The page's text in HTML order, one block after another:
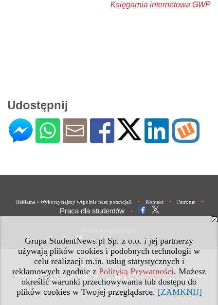
Grupa StudentNews.pl Sp. z o.o. i jej partnerzy
używają plików cookies i podobnych technologii w
celu realizacji m.in. usług statystycznych i
reklamowych zgodnie z Polityką Prywatności. Możesz
określić warunki przechowywania lub dostępu do
plików cookies w Twojej przeglądarce. [ZAMKNIJ]
Księgarnia internetowa GWP
Udostępnij
Reklama - Wykorzystajmy wspólnie nasz potencjał! • Kontakt • Patronat •
Praca dla studentów •